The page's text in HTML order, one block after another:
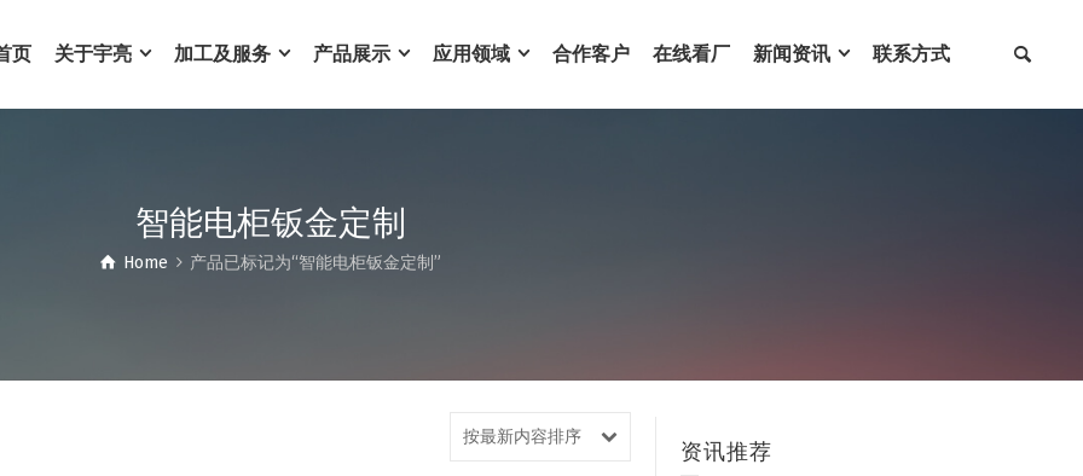
页 关于宇亮 加工及服务 产品展示 应用领域 合作客户 在线看厂 新闻资讯 联系方式
智能电柜钣金定制
Home 产品已标记为“智能电柜钣金定制”
按最新内容排序
资讯推荐